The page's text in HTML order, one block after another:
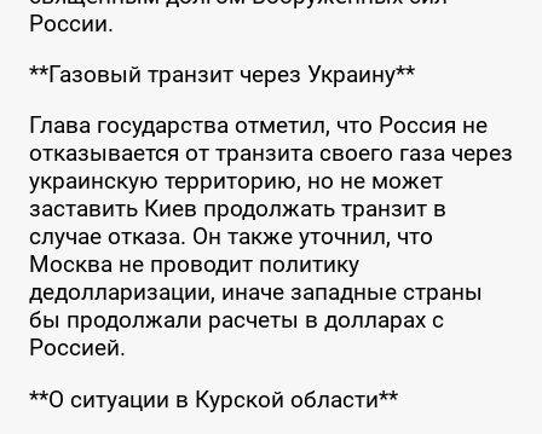
России.
**Газовый транзит через Украину**
Глава государства отметил, что Россия не
отказывается от транзита своего газа через
украинскую территорию, но не может
заставить Киев продолжать транзит в
случае отказа. Он также уточнил, что
Москва не проводит политику
дедолларизации, иначе западные страны
бы продолжали расчеты в долларах с
Россией.
**О ситуации в Курской области**